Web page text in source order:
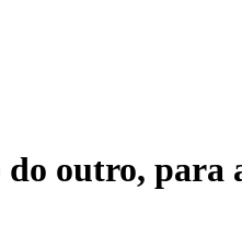
outro, para